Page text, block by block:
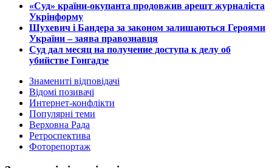
​«Суд» країни-окупанта продовжив арешт журналіста
Укрінформу
Шухевич і Бандера за законом залишаються Героями
України – заява правознавця
Суд дал месяц на получение доступа к делу об
убийстве Гонгадзе
Знамениті відповідачі
Відомі позивачі
Интернет-конфлікти
Популярні теми
Верховна Рада
Ретроспектива
Фоторепортаж